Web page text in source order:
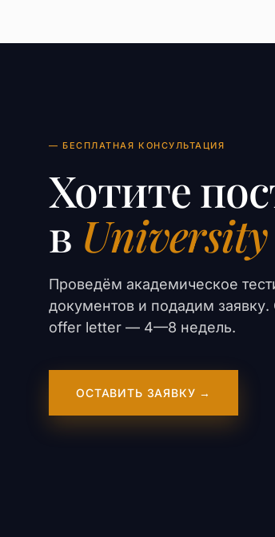
— БЕСПЛАТНАЯ КОНСУЛЬТАЦИЯ
Хотите
в University
Проведём академическое
документов и подадим заявку.
offer letter — 4—8 недель.
ОСТАВИТЬ ЗАЯВКУ →